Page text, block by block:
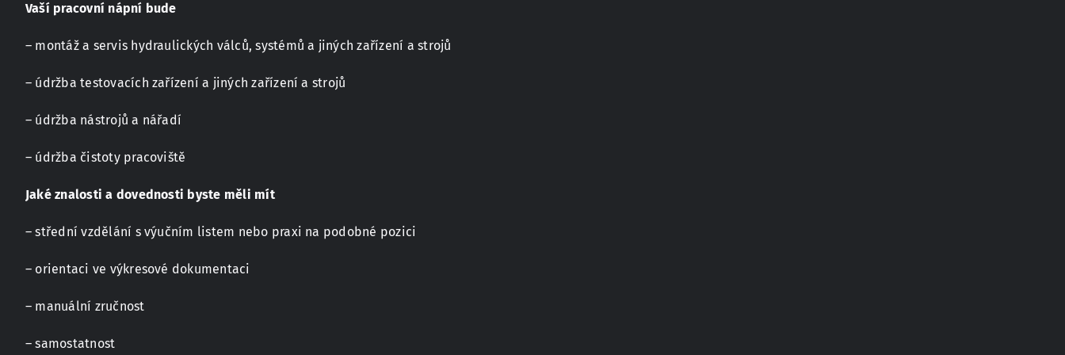
Vaší pracovní nápní bude
– montáž a servis hydraulických válců, systémů a jiných zařízení a strojů
– údržba testovacích zařízení a jiných zařízení a strojů
– údržba nástrojů a nářadí
– údržba čistoty pracoviště
Jaké znalosti a dovednosti byste měli mít
– střední vzdělání s výučním listem nebo praxi na podobné pozici
– orientaci ve výkresové dokumentaci
– manuální zručnost
– samostatnost